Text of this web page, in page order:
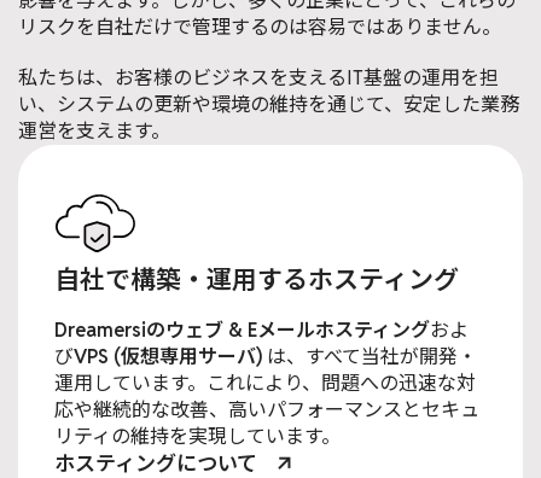
リスクを自社だけで管理するのは容易ではありません。
私たちは、お客様のビジネスを支えるIT基盤の運用を担
い、システムの更新や環境の維持を通じて、安定した業務
運営を支えます。
自社で構築・運用するホスティング
Dreamersiのウェブ & Eメールホスティングおよ
びVPS (仮想専用サーバ) は、すべて当社が開発・
運用しています。これにより、問題への迅速な対
応や継続的な改善、高いパフォーマンスとセキュ
リティの維持を実現しています。
ホスティングについて